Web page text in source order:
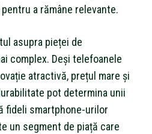
a rămâne relevante.
asupra pieței de
complex. Deși telefoanele
atractivă, prețul mare și
pot determina unii
fideli smartphone-urilor
un segment de piață care